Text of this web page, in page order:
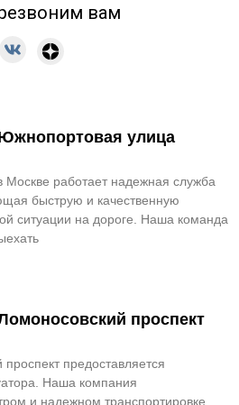
вам
улица
работает надежная служба
быструю и качественную
ситуации на дороге. Наша команда
проспект
предоставляется
Наша компания
и надежном транспортировке